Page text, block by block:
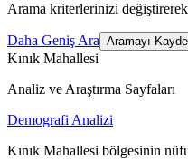
Arama kriterlerinizi
Daha Geniş Ara Aramayı
Kınık Mahallesi
Analiz ve Araştırma Sayfaları
Demografi Analizi
Kınık Mahallesi bölgesinin